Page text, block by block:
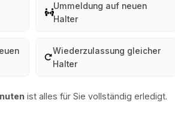
Ummeldung auf neuen
Halter
Wiederzulassung gleicher
Halter
ist alles für Sie vollständig erledigt.